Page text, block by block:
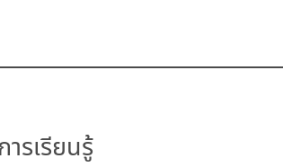
รเรียนรู้